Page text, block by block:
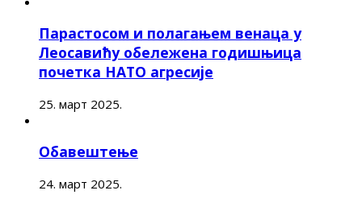
Парастосом и полагањем венаца у
Леосавићу обележена годишњица
почетка НАТО агресије
25. март 2025.
Обавештење
24. март 2025.